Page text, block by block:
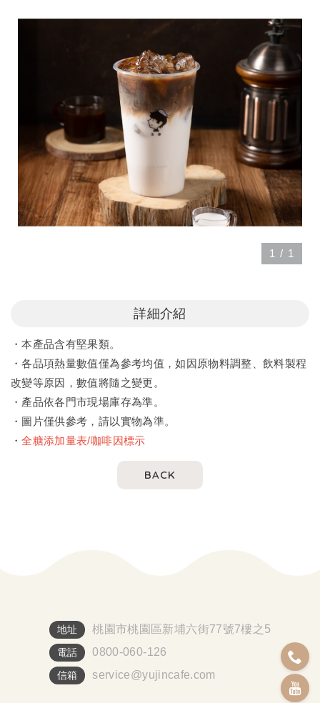
1 / 1
詳細介紹
・本產品含有堅果類。
・各品項熱量數值僅為參考均值，如因原物料調整、飲料製程
改變等原因，數值將隨之變更。
・產品依各門市現場庫存為準。
・圖片僅供參考，請以實物為準。
・全糖添加量表/咖啡因標示
BACK
地址 桃園市桃園區新埔六街77號7樓之5
電話 0800-060-126
信箱 service@yujincafe.com